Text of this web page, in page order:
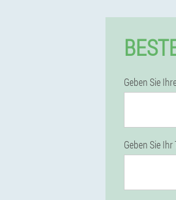
Geben Sie
Geben Sie Ihr